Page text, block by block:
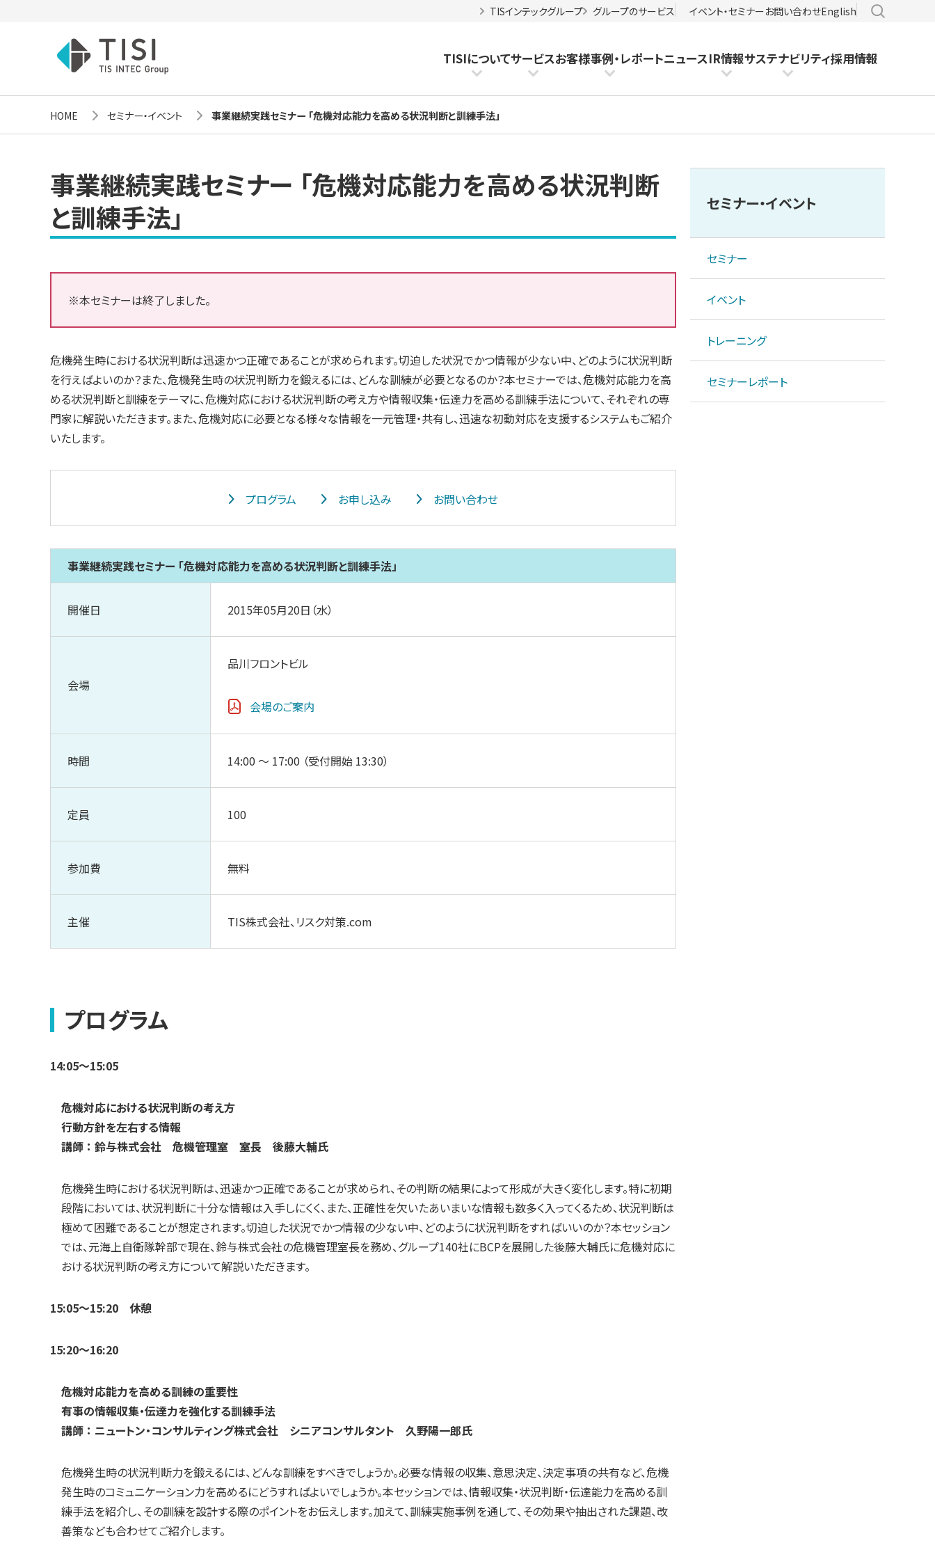
TISIについてサービスお客様事例・レポートニュースIR情報サステナビリティ採用情報
TISインテックグループ グループのサービス イベント・セミナーお問い合わせEnglish
HOME セミナー・イベント 事業継続実践セミナー 「危機対応能力を高める状況判断と訓練手法」
事業継続実践セミナー 「危機対応能力を高める状況判断
と訓練手法」
※本セミナーは終了しました。
危機発生時における状況判断は迅速かつ正確であることが求められます。切迫した状況でかつ情報が少ない中、どのように状況判断
を行えばよいのか？また、危機発生時の状況判断力を鍛えるには、どんな訓練が必要となるのか？本セミナーでは、危機対応能力を高
める状況判断と訓練をテーマに、危機対応における状況判断の考え方や情報収集・伝達力を高める訓練手法について、それぞれの専
門家に解説いただきます。また、危機対応に必要となる様々な情報を一元管理・共有し、迅速な初動対応を支援するシステムもご紹介
いたします。
プログラム お申し込み お問い合わせ
事業継続実践セミナー 「危機対応能力を高める状況判断と訓練手法」
開催日 2015年05月20日（水）
会場
品川フロントビル
会場のご案内
時間 14:00 ～ 17:00 （受付開始 13:30）
定員 100
参加費 無料
主催 TIS株式会社、リスク対策.com
プログラム
14:05～15:05
危機対応における状況判断の考え方
行動方針を左右する情報
講師 ： 鈴与株式会社 危機管理室 室長 後藤大輔氏
危機発生時における状況判断は、迅速かつ正確であることが求められ、その判断の結果によって形成が大きく変化します。特に初期
段階においては、状況判断に十分な情報は入手しにくく、また、正確性を欠いたあいまいな情報も数多く入ってくるため、状況判断は
極めて困難であることが想定されます。切迫した状況でかつ情報の少ない中、どのように状況判断をすればいいのか？本セッション
では、元海上自衛隊幹部で現在、鈴与株式会社の危機管理室長を務め、グループ140社にBCPを展開した後藤大輔氏に危機対応に
おける状況判断の考え方について解説いただきます。
15:05～15:20 休憩
15:20～16:20
危機対応能力を高める訓練の重要性
有事の情報収集・伝達力を強化する訓練手法
講師 ： ニュートン・コンサルティング株式会社 シニアコンサルタント 久野陽一郎氏
危機発生時の状況判断力を鍛えるには、どんな訓練をすべきでしょうか。必要な情報の収集、意思決定、決定事項の共有など、危機
発生時のコミュニケーション力を高めるにどうすればよいでしょうか。本セッションでは、情報収集・状況判断・伝達能力を高める訓
練手法を紹介し、その訓練を設計する際のポイントをお伝えします。加えて、訓練実施事例を通して、その効果や抽出された課題、改
善策なども合わせてご紹介します。
セミナー・イベント
セミナー
イベント
トレーニング
セミナーレポート